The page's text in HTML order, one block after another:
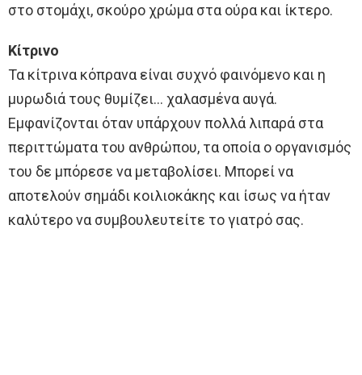
στο στομάχι, σκούρο χρώμα στα ούρα και ίκτερο.
Κίτρινο
Τα κίτρινα κόπρανα είναι συχνό φαινόμενο και η
μυρωδιά τους θυμίζει… χαλασμένα αυγά.
Εμφανίζονται όταν υπάρχουν πολλά λιπαρά στα
περιττώματα του ανθρώπου, τα οποία ο οργανισμός
του δε μπόρεσε να μεταβολίσει. Μπορεί να
αποτελούν σημάδι κοιλιοκάκης και ίσως να ήταν
καλύτερο να συμβουλευτείτε το γιατρό σας.